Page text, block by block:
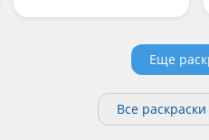
Еще
Все